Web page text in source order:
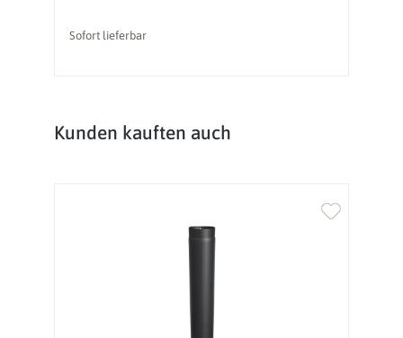
Sofort lieferbar
Produktgalerie überspringen
Kunden kauften auch